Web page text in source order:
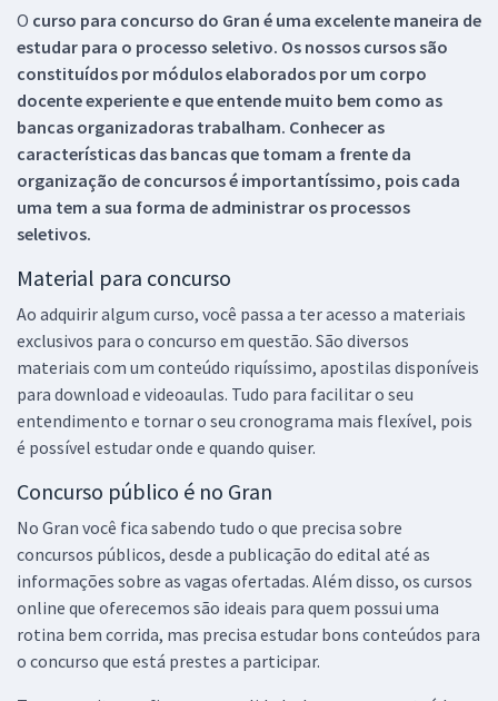
O curso para concurso do Gran é uma excelente maneira de
estudar para o processo seletivo. Os nossos cursos são
constituídos por módulos elaborados por um corpo
docente experiente e que entende muito bem como as
bancas organizadoras trabalham. Conhecer as
características das bancas que tomam a frente da
organização de concursos é importantíssimo, pois cada
uma tem a sua forma de administrar os processos
seletivos.
Material para concurso
Ao adquirir algum curso, você passa a ter acesso a materiais
exclusivos para o concurso em questão. São diversos
materiais com um conteúdo riquíssimo, apostilas disponíveis
para download e videoaulas. Tudo para facilitar o seu
entendimento e tornar o seu cronograma mais flexível, pois
é possível estudar onde e quando quiser.
Concurso público é no Gran
No Gran você fica sabendo tudo o que precisa sobre
concursos públicos, desde a publicação do edital até as
informações sobre as vagas ofertadas. Além disso, os cursos
online que oferecemos são ideais para quem possui uma
rotina bem corrida, mas precisa estudar bons conteúdos para
o concurso que está prestes a participar.